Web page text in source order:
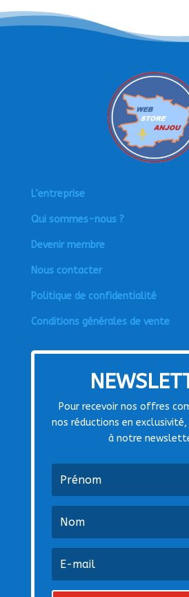
L’entreprise
Qui sommes-nous ?
Devenir membre
Nous contacter
Politique de confidentialité
Conditions générales de vente
Pour recevoir nos offres
nos réductions en
à notre